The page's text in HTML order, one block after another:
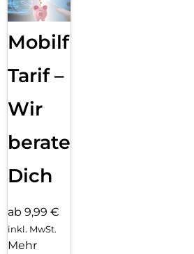
Mobilfunk
Tarif –
Wir
beraten
Dich
ab 9,99 €
inkl. MwSt.
Mehr